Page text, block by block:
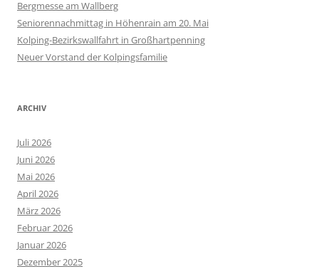
Bergmesse am Wallberg
Seniorennachmittag in Höhenrain am 20. Mai
Kolping-Bezirkswallfahrt in Großhartpenning
Neuer Vorstand der Kolpingsfamilie
ARCHIV
Juli 2026
Juni 2026
Mai 2026
April 2026
März 2026
Februar 2026
Januar 2026
Dezember 2025